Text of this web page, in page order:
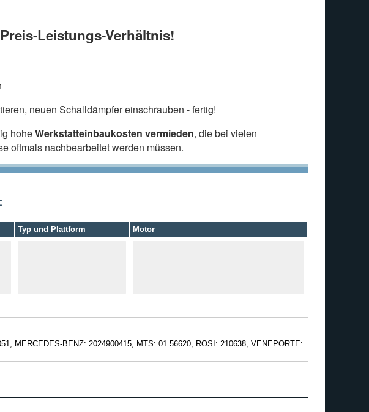
Leistungs-Verhältnis!
neuen Schalldämpfer einschrauben - fertig!
hoheWerkstatteinbaukosten vermieden, die bei vielen
oftmals nachbearbeitet werden müssen.
Typ und Plattform Motor
MERCEDES-BENZ: 2024900415, MTS: 01.56620, ROSI: 210638, VENEPORTE: